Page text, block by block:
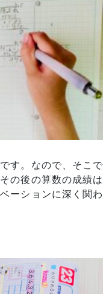
す。なので、そこで
の後の算数の成績は
ーションに深く関わ